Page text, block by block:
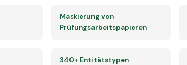
Maskierung von
Prüfungsarbeitspapieren
340+ Entitätstypen